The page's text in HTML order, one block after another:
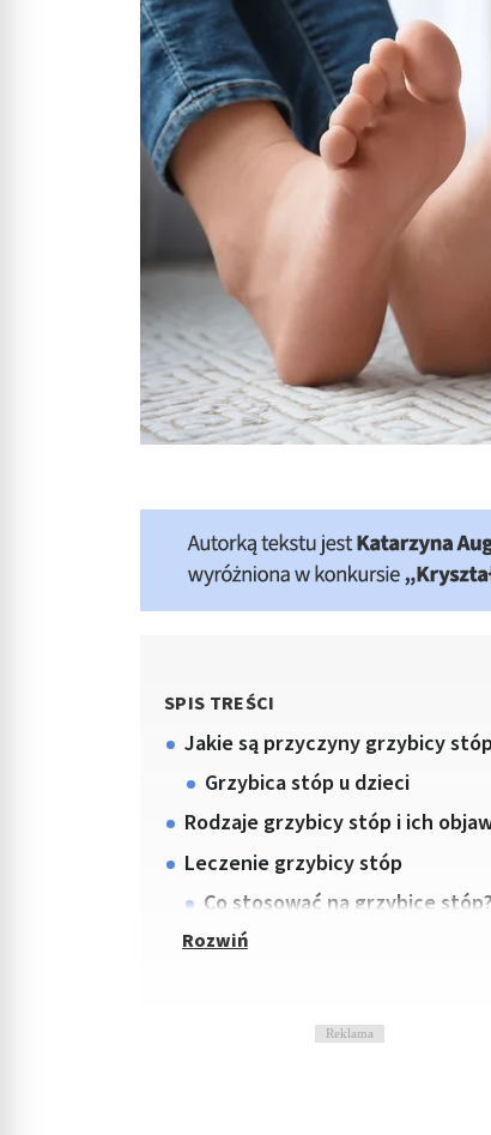
SPIS TREŚCI
Jakie są przyczyny grzybicy
Grzybica stóp u dzieci
Rodzaje grzybicy stóp i ich
Leczenie grzybicy stóp
Co stosować na grzybicę stóp?
Reklama